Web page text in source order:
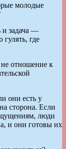
молодые
и задача —
гулять, где
отношение к
они есть у
сторона. Если
люди
и они готовы их